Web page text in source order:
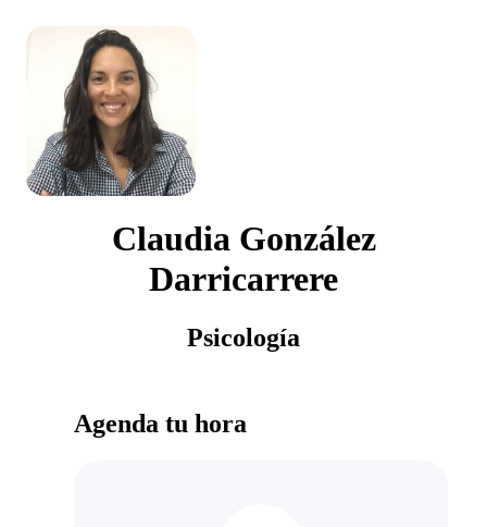
Claudia González
Darricarrere
Psicología
Agenda tu hora